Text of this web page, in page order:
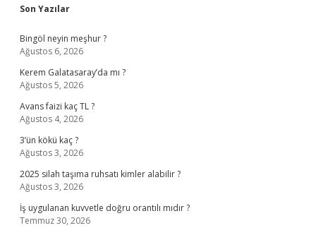
Sidebar
Son Yazılar
Bingöl neyin meşhur ?
Ağustos 6, 2026
Kerem Galatasaray’da mı ?
Ağustos 5, 2026
Avans faizi kaç TL ?
Ağustos 4, 2026
3’ün kökü kaç ?
Ağustos 3, 2026
2025 silah taşıma ruhsatı kimler alabilir ?
Ağustos 3, 2026
İş uygulanan kuvvetle doğru orantılı mıdır ?
Temmuz 30, 2026